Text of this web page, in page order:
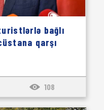
bağlı
qarşı
108